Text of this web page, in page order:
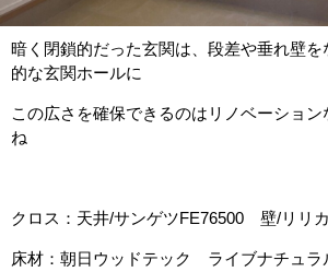
暗く閉鎖的だった玄関は、段差や垂れ壁
的な玄関ホールに
この広さを確保できるのはリノベーショ
ね
クロス：天井/サンゲツFE76500 壁/リリ
床材：朝日ウッドテック ライブナチュ